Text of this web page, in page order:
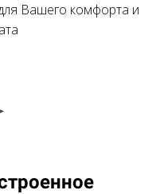
Вашего комфорта и